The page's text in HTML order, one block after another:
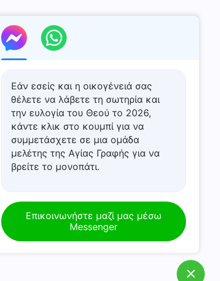
Εάν εσείς και η οικογένειά σας
θέλετε να λάβετε τη σωτηρία και
την ευλογία του Θεού το 2026,
κάντε κλικ στο κουμπί για να
συμμετάσχετε σε μια ομάδα
μελέτης της Αγίας Γραφής για να
βρείτε το μονοπάτι.
Επικοινωνήστε μαζί μας μέσω
Messenger